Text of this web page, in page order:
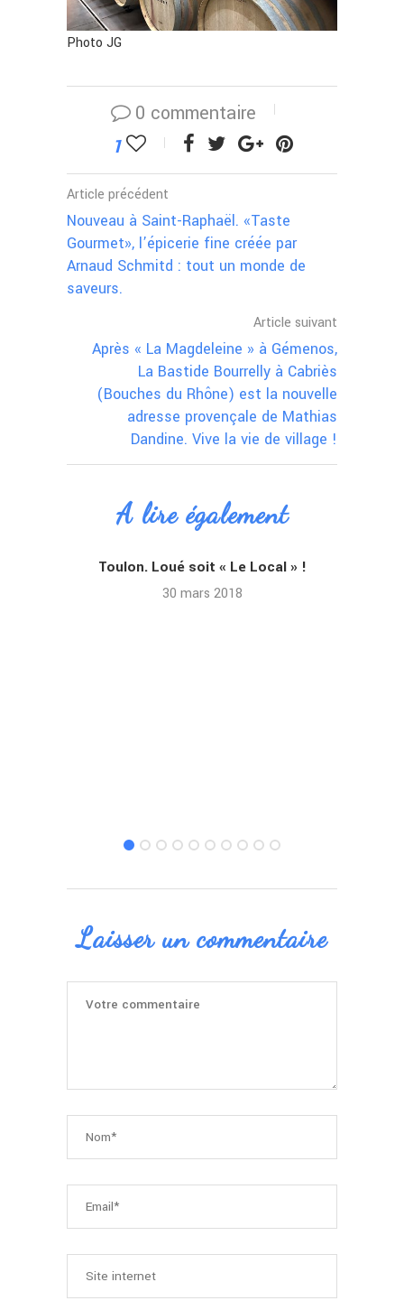
Photo JG
0 commentaire
1
Article précédent
Nouveau à Saint-Raphaël. «Taste
Gourmet», l’épicerie fine créée par
Arnaud Schmitd : tout un monde de
saveurs.
Article suivant
Après « La Magdeleine » à Gémenos,
La Bastide Bourrelly à Cabriès
(Bouches du Rhône) est la nouvelle
adresse provençale de Mathias
Dandine. Vive la vie de village !
A lire également
Toulon. Loué soit « Le Local » !
30 mars 2018
Laisser un commentaire